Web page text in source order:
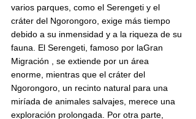
varios parques, como el Serengeti y el
cráter del Ngorongoro, exige más tiempo
debido a su inmensidad y a la riqueza de su
fauna. El Serengeti, famoso por laGran
Migración , se extiende por un área
enorme, mientras que el cráter del
Ngorongoro, un recinto natural para una
miríada de animales salvajes, merece una
exploración prolongada. Por otra parte,